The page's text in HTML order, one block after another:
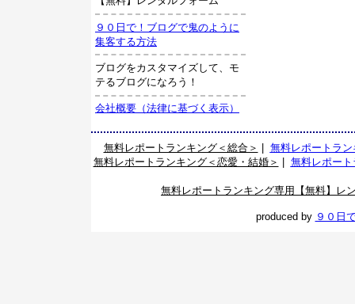
９０日で！ブログで鬼のように
集客する方法
ブログをカスタマイズして、モ
テるブログになろう！
会社概要（法律に基づく表示）
無料レポートランキング＜総合＞
無料レポートラ
無料レポートランキング＜恋愛・結婚＞
無料レポー
無料レポートランキング専用【無料】レ
produced by ９０日